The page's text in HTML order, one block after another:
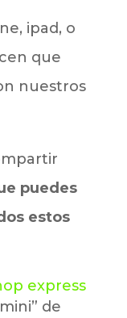
ipad, o
que
nuestros
puedes
estos
express
de